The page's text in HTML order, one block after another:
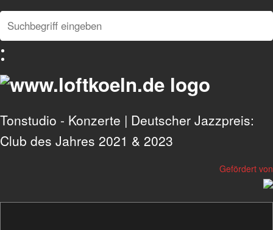
Search
Search
Tonstudio - Konzerte | Deutscher Jazzpreis:
Club des Jahres 2021 & 2023
Gefördert von